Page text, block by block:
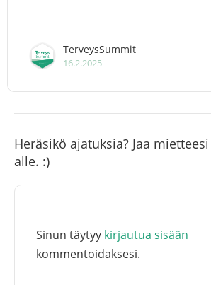
TerveysSummit
16.2.2025
Heräsikö ajatuksia? Jaa
alle. :)
Sinun täytyy kirjautua sisään
kommentoidaksesi.